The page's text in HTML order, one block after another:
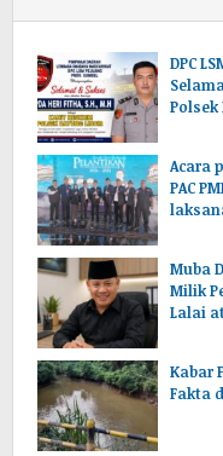
DPC
Polsek
Acara
PAC
Muba
Milik
Lalai
Kabar
Fakta